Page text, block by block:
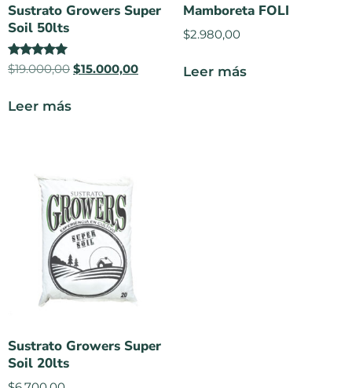
Sustrato Growers Super
Soil 50lts
Valorado
en
$19.000,00 $15.000,00
Leer más
Mamboreta FOLI
$2.980,00
Leer más
Sustrato Growers Super
Soil 20lts